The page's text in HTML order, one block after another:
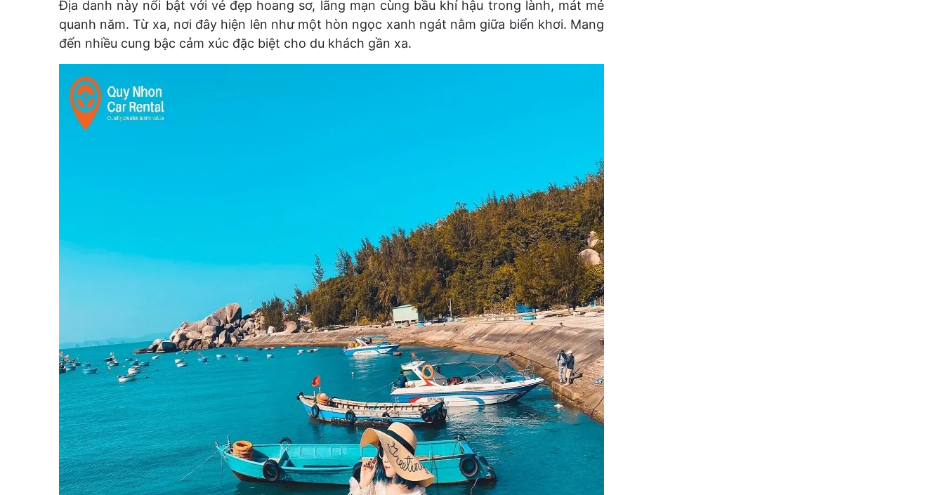
Địa danh này nổi bật với vẻ đẹp hoang sơ, lãng mạn cùng bầu khí hậu trong lành, mát mẻ
quanh năm. Từ xa, nơi đây hiện lên như một hòn ngọc xanh ngát nằm giữa biển khơi. Mang
đến nhiều cung bậc cảm xúc đặc biệt cho du khách gần xa.